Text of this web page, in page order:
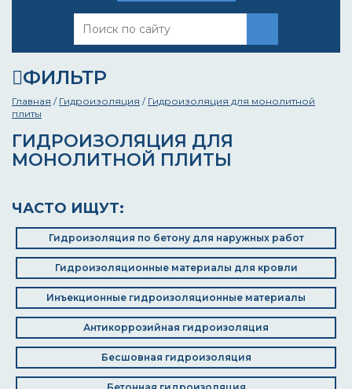
ФИЛЬТР
Главная / Гидроизоляция / Гидроизоляция для монолитной
плиты
ГИДРОИЗОЛЯЦИЯ ДЛЯ
МОНОЛИТНОЙ ПЛИТЫ
ЧАСТО ИЩУТ:
Гидроизоляция по бетону для наружных работ
Гидроизоляционные материалы для кровли
Инъекционные гидроизоляционные материалы
Антикоррозийная гидроизоляция
Бесшовная гидроизоляция